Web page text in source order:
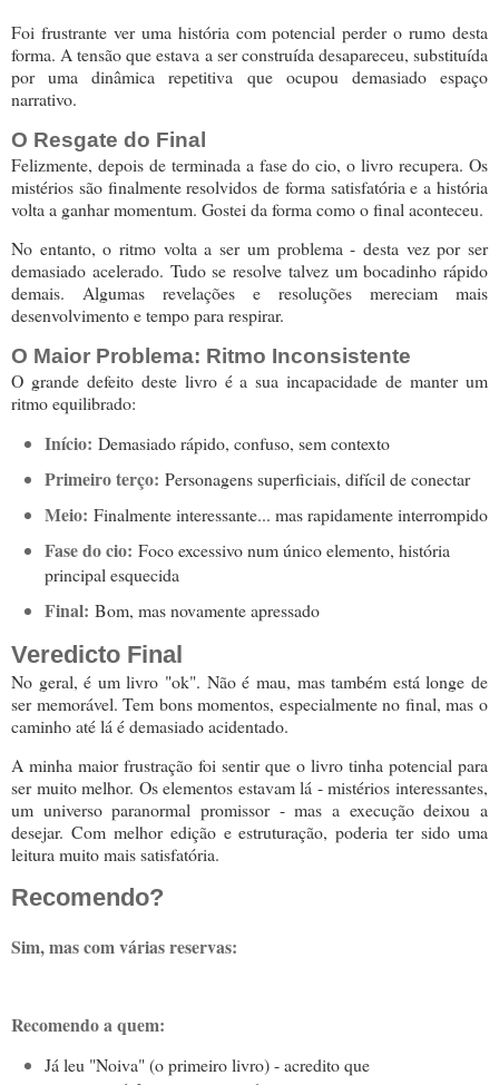
Foi frustrante ver uma história com potencial perder o rumo desta
forma. A tensão que estava a ser construída desapareceu, substituída
por uma dinâmica repetitiva que ocupou demasiado espaço
narrativo.
O Resgate do Final
Felizmente, depois de terminada a fase do cio, o livro recupera. Os
mistérios são finalmente resolvidos de forma satisfatória e a história
volta a ganhar momentum. Gostei da forma como o final aconteceu.
No entanto, o ritmo volta a ser um problema - desta vez por ser
demasiado acelerado. Tudo se resolve talvez um bocadinho rápido
demais. Algumas revelações e resoluções mereciam mais
desenvolvimento e tempo para respirar.
O Maior Problema: Ritmo Inconsistente
O grande defeito deste livro é a sua incapacidade de manter um
ritmo equilibrado:
Início: Demasiado rápido, confuso, sem contexto
Primeiro terço: Personagens superficiais, difícil de conectar
Meio: Finalmente interessante... mas rapidamente interrompido
Fase do cio: Foco excessivo num único elemento, história
principal esquecida
Final: Bom, mas novamente apressado
Veredicto Final
No geral, é um livro "ok". Não é mau, mas também está longe de
ser memorável. Tem bons momentos, especialmente no final, mas o
caminho até lá é demasiado acidentado.
A minha maior frustração foi sentir que o livro tinha potencial para
ser muito melhor. Os elementos estavam lá - mistérios interessantes,
um universo paranormal promissor - mas a execução deixou a
desejar. Com melhor edição e estruturação, poderia ter sido uma
leitura muito mais satisfatória.
Recomendo?
Sim, mas com várias reservas:
Recomendo a quem:
Já leu "Noiva" (o primeiro livro) - acredito que